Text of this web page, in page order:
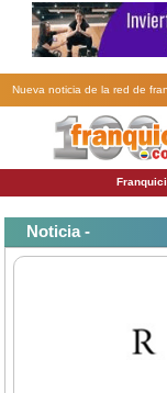
Nueva noticia de la red de
Noticia -